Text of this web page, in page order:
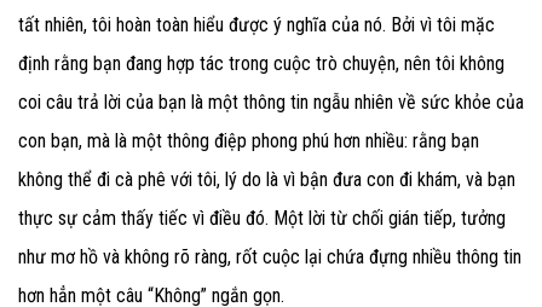
tất nhiên, tôi hoàn toàn hiểu được ý nghĩa của nó. Bởi vì tôi mặc
định rằng bạn đang hợp tác trong cuộc trò chuyện, nên tôi không
coi câu trả lời của bạn là một thông tin ngẫu nhiên về sức khỏe của
con bạn, mà là một thông điệp phong phú hơn nhiều: rằng bạn
không thể đi cà phê với tôi, lý do là vì bận đưa con đi khám, và bạn
thực sự cảm thấy tiếc vì điều đó. Một lời từ chối gián tiếp, tưởng
như mơ hồ và không rõ ràng, rốt cuộc lại chứa đựng nhiều thông tin
hơn hẳn một câu “Không” ngắn gọn.